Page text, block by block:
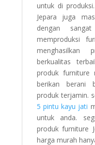
untuk di
Jepara juga
dengan
memproduksi
menghasilkan
berkualitas
produk furniture
berikan berani
produk terjamin.
5 pintu kayu jati
untuk anda.
produk furniture
harga murah